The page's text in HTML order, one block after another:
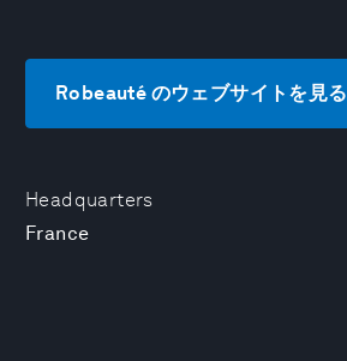
Headquarters
France
Robeauté のウェブサイトを見る